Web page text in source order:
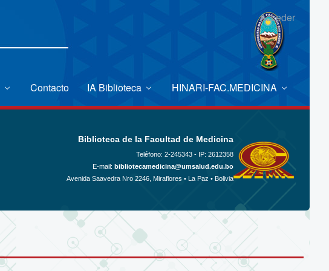
Acceder
Contacto IA Biblioteca HINARI-FAC.MEDICINA
Biblioteca de la Facultad de Medicina
Teléfono: 2-245343 - IP: 2612358
E-mail: bibliotecamedicina@umsalud.edu.bo
Avenida Saavedra Nro 2246, Miraflores • La Paz • Bolivia